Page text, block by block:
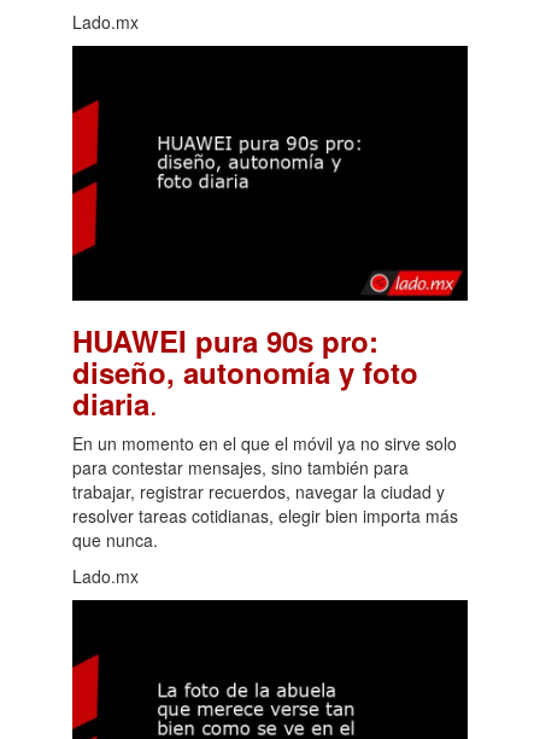
Lado.mx
HUAWEI pura 90s pro:
diseño, autonomía y foto
diaria.
En un momento en el que el móvil ya no sirve solo
para contestar mensajes, sino también para
trabajar, registrar recuerdos, navegar la ciudad y
resolver tareas cotidianas, elegir bien importa más
que nunca.
Lado.mx